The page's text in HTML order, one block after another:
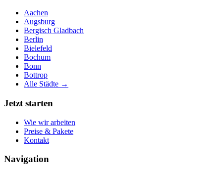
Aachen
Augsburg
Bergisch Gladbach
Berlin
Bielefeld
Bochum
Bonn
Bottrop
Alle Städte →
Jetzt starten
Wie wir arbeiten
Preise & Pakete
Kontakt
Navigation